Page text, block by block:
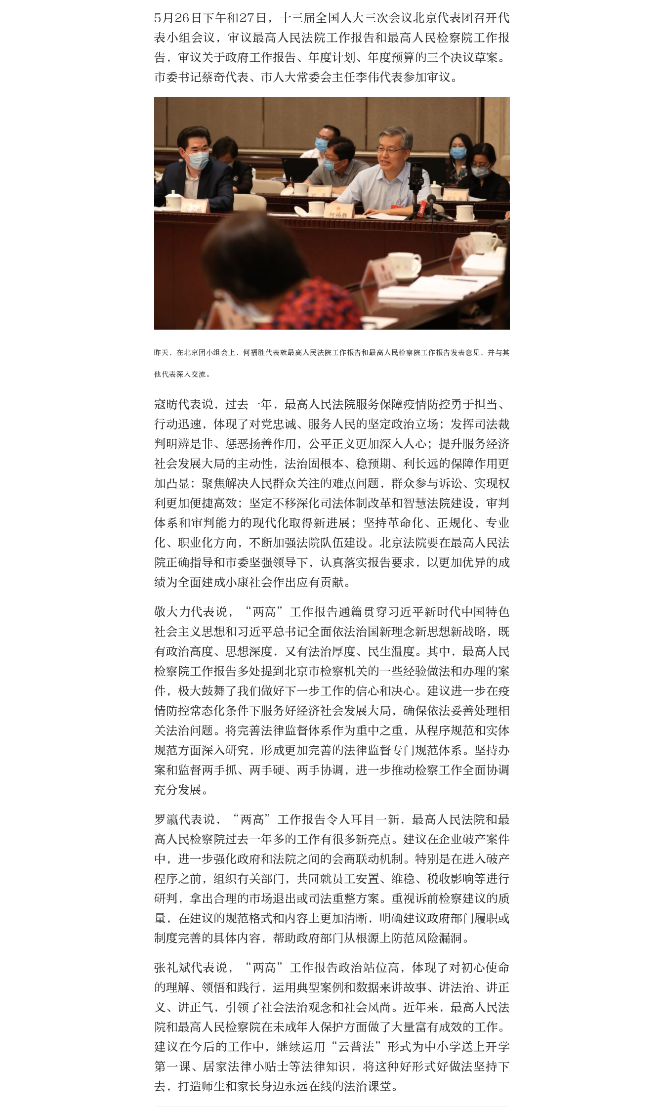
5月26日下午和27日，十三届全国人大三次会议北京代表团召开代
表小组会议，审议最高人民法院工作报告和最高人民检察院工作报
告，审议关于政府工作报告、年度计划、年度预算的三个决议草案。
市委书记蔡奇代表、市人大常委会主任李伟代表参加审议。
昨天，在北京团小组会上，何福胜代表就最高人民法院工作报告和最高人民检察院工作报告发表意见，并与其
他代表深入交流。
寇昉代表说，过去一年，最高人民法院服务保障疫情防控勇于担当、
行动迅速，体现了对党忠诚、服务人民的坚定政治立场；发挥司法裁
判明辨是非、惩恶扬善作用，公平正义更加深入人心；提升服务经济
社会发展大局的主动性，法治固根本、稳预期、利长远的保障作用更
加凸显；聚焦解决人民群众关注的难点问题，群众参与诉讼、实现权
利更加便捷高效；坚定不移深化司法体制改革和智慧法院建设，审判
体系和审判能力的现代化取得新进展；坚持革命化、正规化、专业
化、职业化方向，不断加强法院队伍建设。北京法院要在最高人民法
院正确指导和市委坚强领导下，认真落实报告要求，以更加优异的成
绩为全面建成小康社会作出应有贡献。
敬大力代表说，“两高”工作报告通篇贯穿习近平新时代中国特色
社会主义思想和习近平总书记全面依法治国新理念新思想新战略，既
有政治高度、思想深度，又有法治厚度、民生温度。其中，最高人民
检察院工作报告多处提到北京市检察机关的一些经验做法和办理的案
件，极大鼓舞了我们做好下一步工作的信心和决心。建议进一步在疫
情防控常态化条件下服务好经济社会发展大局，确保依法妥善处理相
关法治问题。将完善法律监督体系作为重中之重，从程序规范和实体
规范方面深入研究，形成更加完善的法律监督专门规范体系。坚持办
案和监督两手抓、两手硬、两手协调，进一步推动检察工作全面协调
充分发展。
罗瀛代表说，“两高”工作报告令人耳目一新，最高人民法院和最
高人民检察院过去一年多的工作有很多新亮点。建议在企业破产案件
中，进一步强化政府和法院之间的会商联动机制。特别是在进入破产
程序之前，组织有关部门，共同就员工安置、维稳、税收影响等进行
研判，拿出合理的市场退出或司法重整方案。重视诉前检察建议的质
量，在建议的规范格式和内容上更加清晰，明确建议政府部门履职或
制度完善的具体内容，帮助政府部门从根源上防范风险漏洞。
张礼斌代表说，“两高”工作报告政治站位高，体现了对初心使命
的理解、领悟和践行，运用典型案例和数据来讲故事、讲法治、讲正
义、讲正气，引领了社会法治观念和社会风尚。近年来，最高人民法
院和最高人民检察院在未成年人保护方面做了大量富有成效的工作。
建议在今后的工作中，继续运用“云普法”形式为中小学送上开学
第一课、居家法律小贴士等法律知识，将这种好形式好做法坚持下
去，打造师生和家长身边永远在线的法治课堂。